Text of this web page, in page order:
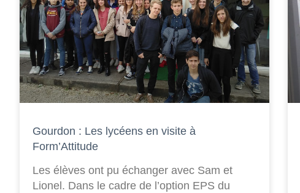
Gourdon : Les lycéens en visite à
Form’Attitude
Les élèves ont pu échanger avec Sam et
Lionel. Dans le cadre de l’option EPS du